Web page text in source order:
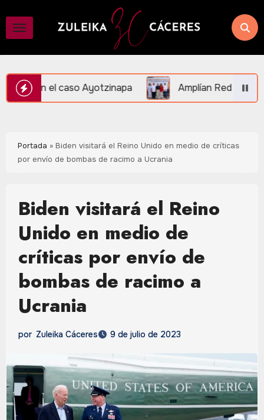
contenido
Amplían Red de Videovigilancia en
Portada » Biden visitará el Reino Unido en medio de críticas
por envío de bombas de racimo a Ucrania
Biden visitará el Reino
Unido en medio de
críticas por envío de
bombas de racimo a
Ucrania
por Zuleika Cáceres 9 de julio de 2023